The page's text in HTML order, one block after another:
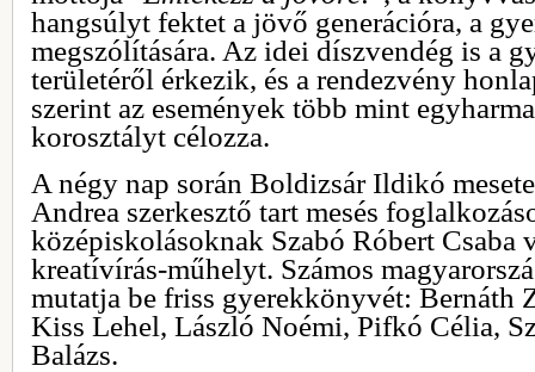
hangsúlyt fektet a jövő generációra, a
megszólítására. Az idei díszvendég is a
területéről érkezik, és a rendezvény
szerint az események több mint
korosztályt célozza.
A négy nap során Boldizsár Ildikó
Andrea szerkesztő tart mesés
középiskolásoknak Szabó Róbert Csaba
kreatívírás-műhelyt. Számos
mutatja be friss gyerekkönyvét: Bernáth
Kiss Lehel, László Noémi, Pifkó Célia,
Balázs.